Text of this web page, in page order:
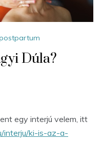
Dúla?
egy interjú velem, itt
interju/ki-is-az-a-